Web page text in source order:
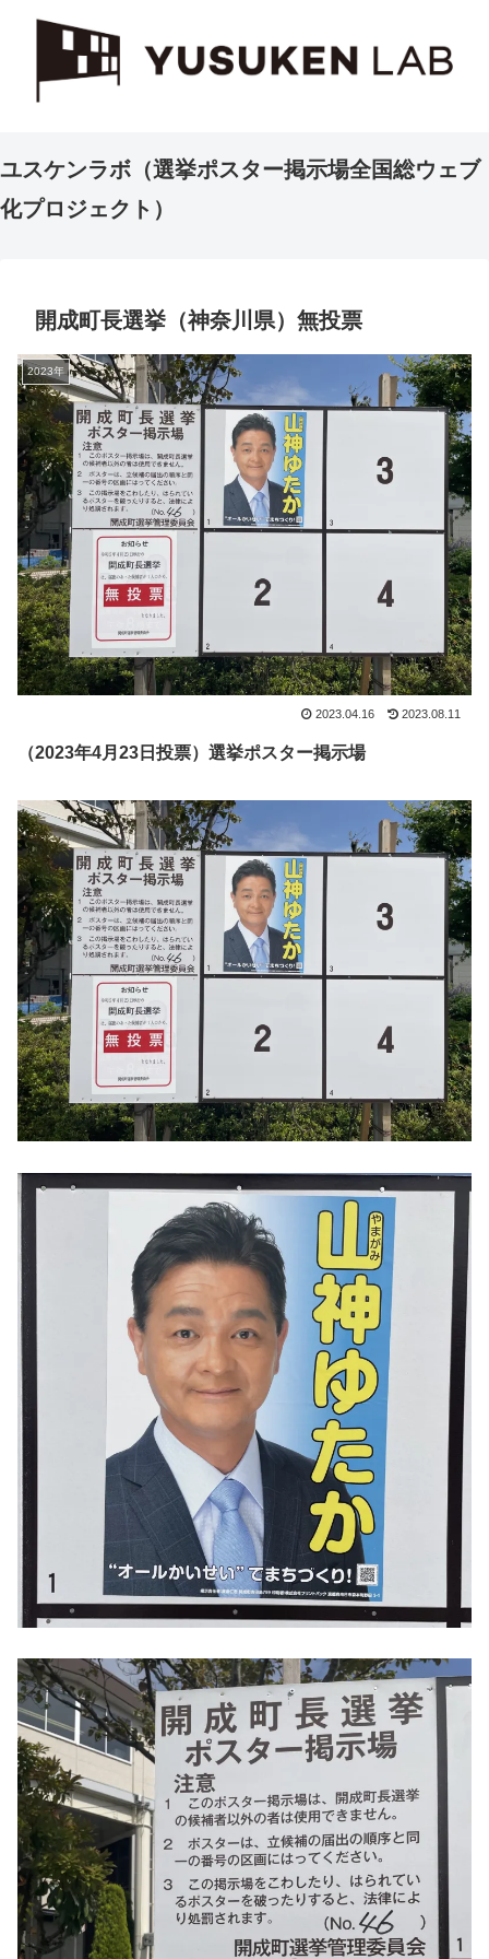
ユスケンラボ（選挙ポスター掲示場全国総ウェブ
化プロジェクト）
開成町長選挙（神奈川県）無投票
2023年
2023.04.16 2023.08.11
（2023年4月23日投票）選挙ポスター掲示場